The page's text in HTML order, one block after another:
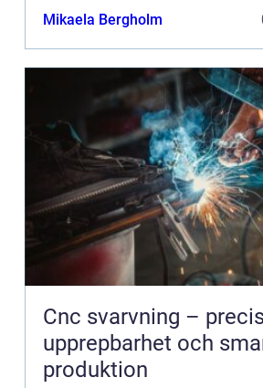
skapar en my...
Mikaela Bergholm
Cnc svarvning –
upprepbarhet och
produktion